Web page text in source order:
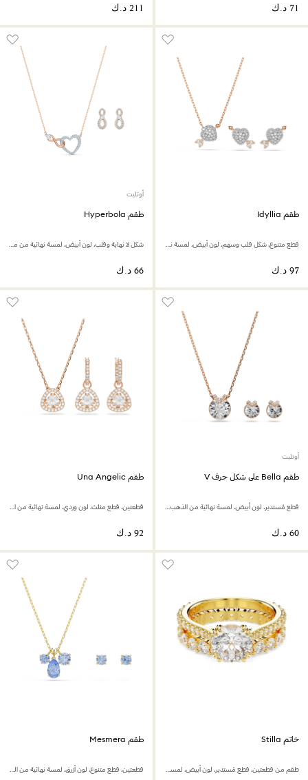
طقم Idyllia
قطع متنوع، شكل قلب وسهم، لون أبيض، لمسة نهائية من الذهب الوردي عيار 18 قيراط
أوتليت
طقم Hyperbola
شكل لا نهاية وقلب، لون أبيض، لمسة نهائية من معادن مختلطة
أوتليت
طقم Bella على شكل حرف V
قطع مُستدير، لون أبيض، لمسة نهائية من الذهب الوردي عيار 18 قيراط
طقم Una Angelic
قطعتين، قطع مثلث، لون وردي، لمسة نهائية من الذهب الوردي عيار 18 قيراط
خاتم Stilla
طقم من قطعتين، قطع مُستدير، لون أبيض، لمسة نهائية من الذهب عيار 18 قيراط
طقم Mesmera
قطعتين، قطع متنوع، لون أزرق، لمسة نهائية من الذهب عيار 18 قيراط